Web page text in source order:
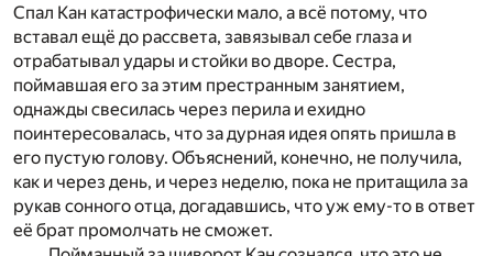
Спал Кан катастрофически мало, а всё потому, что
вставал ещё до рассвета, завязывал себе глаза и
отрабатывал удары и стойки во дворе. Сестра,
поймавшая его за этим престранным занятием,
однажды свесилась через перила и ехидно
поинтересовалась, что за дурная идея опять пришла в
его пустую голову. Объяснений, конечно, не получила,
как и через день, и через неделю, пока не притащила за
рукав сонного отца, догадавшись, что уж ему-то в ответ
её брат промолчать не сможет.